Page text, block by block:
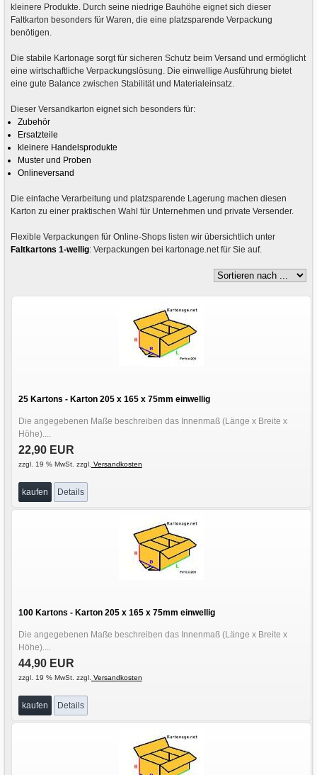
kleinere Produkte. Durch seine niedrige Bauhöhe eignet sich dieser
Faltkarton besonders für Waren, die eine platzsparende Verpackung
benötigen.
Die stabile Kartonage sorgt für sicheren Schutz beim Versand und ermöglicht
eine wirtschaftliche Verpackungslösung. Die einwellige Ausführung bietet
eine gute Balance zwischen Stabilität und Materialeinsatz.
Dieser Versandkarton eignet sich besonders für:
Zubehör
Ersatzteile
kleinere Handelsprodukte
Muster und Proben
Onlineversand
Die einfache Verarbeitung und platzsparende Lagerung machen diesen
Karton zu einer praktischen Wahl für Unternehmen und private Versender.
Flexible Verpackungen für Online-Shops listen wir übersichtlich unter
Faltkartons 1-wellig: Verpackungen bei kartonage.net für Sie auf.
25 Kartons - Karton 205 x 165 x 75mm einwellig
Die angegebenen Maße beschreiben das Innenmaß (Länge x Breite x
Höhe)....
22,90 EUR
zzgl. 19 % MwSt. zzgl. Versandkosten
kaufen Details
100 Kartons - Karton 205 x 165 x 75mm einwellig
Die angegebenen Maße beschreiben das Innenmaß (Länge x Breite x
Höhe)....
44,90 EUR
zzgl. 19 % MwSt. zzgl. Versandkosten
kaufen Details